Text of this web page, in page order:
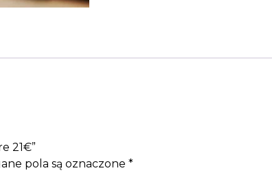
21€”
pola są oznaczone *